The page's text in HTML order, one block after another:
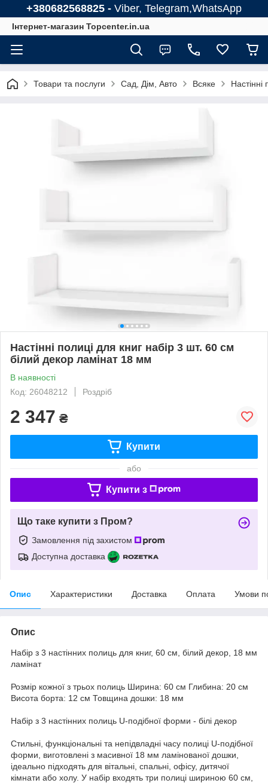
+380682568825 - Viber, Telegram,WhatsApp
Інтернет-магазин Topcenter.in.ua
Товари та послуги Сад, Дім, Авто Всяке
Настінні полиці для книг набір 3 шт. 60 см
білий декор ламінат 18 мм
В наявності
Код: 26048212
Роздріб
2 347 ₴
Купити
або
Купити з
Що таке купити з Пром?
Замовлення під захистом
Доступна доставка
Опис Характеристики Доставка Оплата Умови
Опис
Набір з 3 настінних полиць для книг, 60 см, білий декор, 18 мм
ламінат
Розмір кожної з трьох полиць Ширина: 60 см Глибина: 20 см
Висота борта: 12 см Товщина дошки: 18 мм
Набір з 3 настінних полиць U-подібної форми - білі декор
Стильні, функціональні та непідвладні часу полиці U-подібної
форми, виготовлені з масивної 18 мм ламінованої дошки,
ідеально підходять для вітальні, спальні, офісу, дитячої
кімнати або холу. У набір входять три полиці шириною 60 см,